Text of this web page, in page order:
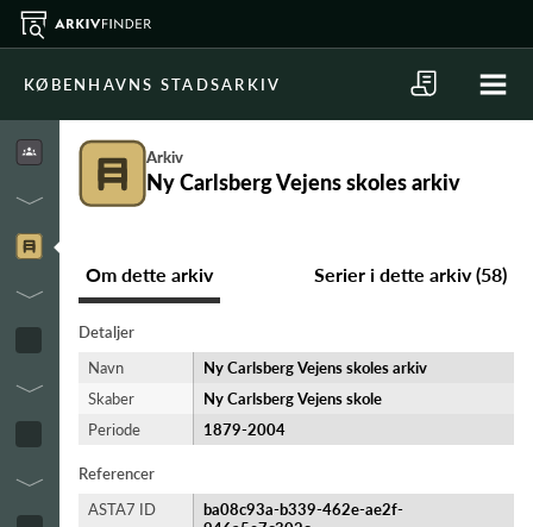
KØBENHAVNS STADSARKIV
Arkiv
Ny Carlsberg Vejens skoles arkiv
Om dette arkiv Serier i dette arkiv (58)
Detaljer
Navn
Ny Carlsberg Vejens skoles arkiv
Skaber
Ny Carlsberg Vejens skole
Periode
1879-​2004
Referencer
ASTA7 ID
ba08c93a-b339-462e-ae2f-